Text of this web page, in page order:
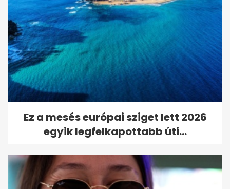
Ez a mesés európai sziget lett 2026
egyik legfelkapottabb úti...